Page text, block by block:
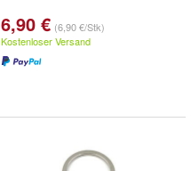
6,90 € (6,90 €/Stk)
Kostenloser Versand